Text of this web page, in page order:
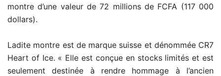
montre d’une valeur de 72 millions de FCFA (117 000
dollars).
Ladite montre est de marque suisse et dénommée CR7
Heart of Ice. « Elle est conçue en stocks limités et est
seulement destinée à rendre hommage à l’ancien